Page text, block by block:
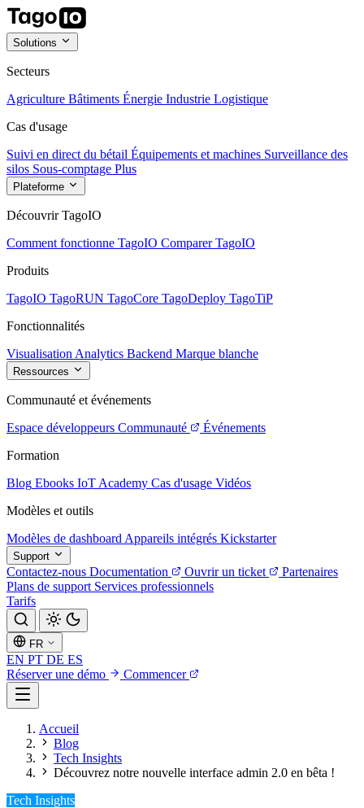
Solutions
Secteurs
Agriculture Bâtiments Énergie Industrie Logistique
Cas d'usage
Suivi en direct du bétail Équipements et machines Surveillance des
silos Sous-comptage Plus
Plateforme
Découvrir TagoIO
Comment fonctionne TagoIO Comparer TagoIO
Produits
TagoIO TagoRUN TagoCore TagoDeploy TagoTiP
Fonctionnalités
Visualisation Analytics Backend Marque blanche
Ressources
Communauté et événements
Espace développeurs Communauté
Événements
Formation
Blog Ebooks IoT Academy Cas d'usage Vidéos
Modèles et outils
Modèles de dashboard Appareils intégrés Kickstarter
Support
Contactez-nous Documentation Ouvrir un ticket
Partenaires
Plans de support Services professionnels
Tarifs
FR
EN PT DE ES
Réserver une démo
Commencer
Accueil
Blog
Tech Insights
Découvrez notre nouvelle interface admin 2.0 en bêta !
Tech Insights